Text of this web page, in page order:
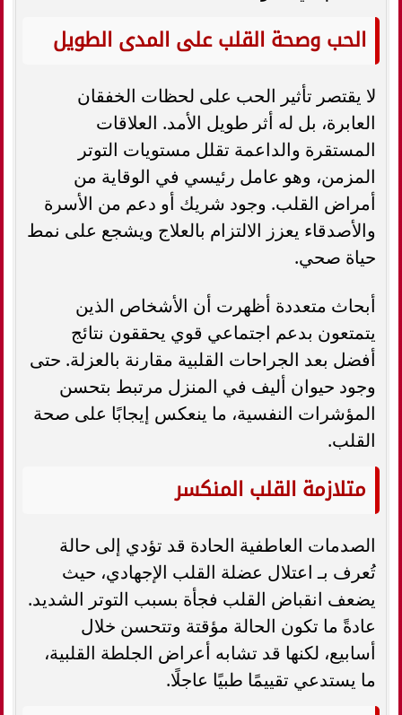
الحب وصحة القلب على المدى الطويل
لا يقتصر تأثير الحب على لحظات الخفقان
العابرة، بل له أثر طويل الأمد. العلاقات
المستقرة والداعمة تقلل مستويات التوتر
المزمن، وهو عامل رئيسي في الوقاية من
أمراض القلب. وجود شريك أو دعم من الأسرة
والأصدقاء يعزز الالتزام بالعلاج ويشجع على نمط
حياة صحي.
أبحاث متعددة أظهرت أن الأشخاص الذين
يتمتعون بدعم اجتماعي قوي يحققون نتائج
أفضل بعد الجراحات القلبية مقارنة بالعزلة. حتى
وجود حيوان أليف في المنزل مرتبط بتحسن
المؤشرات النفسية، ما ينعكس إيجابًا على صحة
القلب.
متلازمة القلب المنكسر
الصدمات العاطفية الحادة قد تؤدي إلى حالة
تُعرف بـ اعتلال عضلة القلب الإجهادي، حيث
يضعف انقباض القلب فجأة بسبب التوتر الشديد.
عادةً ما تكون الحالة مؤقتة وتتحسن خلال
أسابيع، لكنها قد تشابه أعراض الجلطة القلبية،
ما يستدعي تقييمًا طبيًا عاجلًا.